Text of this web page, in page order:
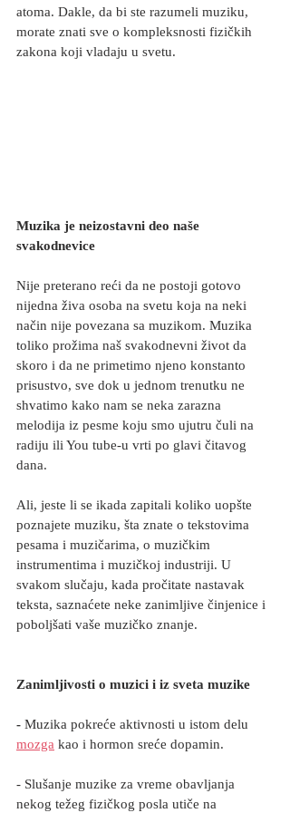
atoma. Dakle, da bi ste razumeli muziku,
morate znati sve o kompleksnosti fizičkih
zakona koji vladaju u svetu.
Muzika je neizostavni deo naše
svakodnevice
Nije preterano reći da ne postoji gotovo
nijedna živa osoba na svetu koja na neki
način nije povezana sa muzikom. Muzika
toliko prožima naš svakodnevni život da
skoro i da ne primetimo njeno konstanto
prisustvo, sve dok u jednom trenutku ne
shvatimo kako nam se neka zarazna
melodija iz pesme koju smo ujutru čuli na
radiju ili You tube-u vrti po glavi čitavog
dana.
Ali, jeste li se ikada zapitali koliko uopšte
poznajete muziku, šta znate o tekstovima
pesama i muzičarima, o muzičkim
instrumentima i muzičkoj industriji. U
svakom slučaju, kada pročitate nastavak
teksta, saznaćete neke zanimljive činjenice i
poboljšati vaše muzičko znanje.
Zanimljivosti o muzici i iz sveta muzike
- Muzika pokreće aktivnosti u istom delu
mozga kao i hormon sreće dopamin.
- Slušanje muzike za vreme obavljanja
nekog težeg fizičkog posla utiče na